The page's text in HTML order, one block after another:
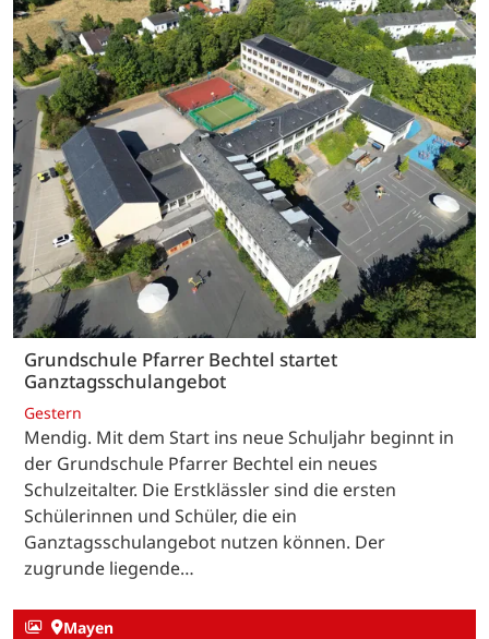
Grundschule Pfarrer Bechtel startet
Ganztagsschulangebot
Gestern
Mendig. Mit dem Start ins neue Schuljahr beginnt in
der Grundschule Pfarrer Bechtel ein neues
Schulzeitalter. Die Erstklässler sind die ersten
Schülerinnen und Schüler, die ein
Ganztagsschulangebot nutzen können. Der
zugrunde liegende…
Mayen